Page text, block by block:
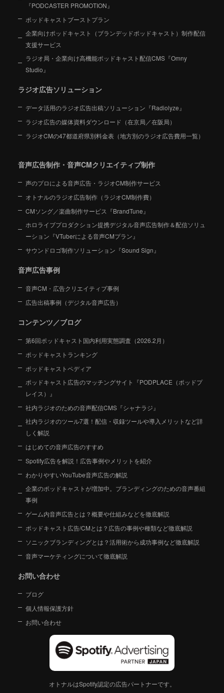
『PODCASTER PROMOTION』
ポッドキャストブーストプラン
企業向けポッドキャスト（ブランデッドポッドキャスト）制作配信
支援サービス
ラジオ局・企業向け高機能ポッドキャスト配信CMS『Omny
Studio』
ラジオ広告ソリューション
データ活用のラジオ広告出稿ソリューション『Radiolyze』
ラジオ広告の媒体資料ダウンロード（在京局／在阪局）
ラジオCMの47都道府県別料金表（地方別のラジオ広告費用一覧）
音声広告制作・音声CMクリエイティブ制作
声のプロによる音声広告・ラジオCM制作サービス
オトナルのラジオ広告制作（ラジオCM制作費）
CMソング／楽曲制作サービス『BrandTune』
ホロライブプロダクション提携デジタル音声広告制作＆配信ソリュ
ーション 『VTuberによる音声CMプラン』
サウンドロゴ制作ソリューション『Sound Sign』
音声広告事例
音声CM・広告クリエイティブ事例
広告出稿事例（デジタル音声広告）
コンテンツ／ブログ
第6回ポッドキャスト国内利用実態調査（2026.2月）
ポッドキャストランキング
ポッドキャストペディア
ポッドキャスト広告のマッチングサイト『PODPLACE（ポッドプ
レイス）』
社内ラジオのための音声配信CMS『シャナラジ』
社内ラジオのツール7選！配信・収録ツールや導入メリットなど詳
しく解説
はじめての音声広告のすすめ
Spotify広告を解説！広告事例やメリットを紹介
わかりやすいYouTube音声広告の解説
企業のポッドキャストが増加中。ブランディングのための音声番組
事例
ゲーム内音声広告とは？概要や仕組みなどを徹底解説
ポッドキャスト広告/CMとは？広告の事例や種類など徹底解説
ソニックブランディングとは？活用術から成功事例など徹底解説
音声マーケティングについて徹底解説
お問い合わせ
ブログ
個人情報保護方針
お問い合わせ
オトナルはSpotify認定の広告パートナーです。